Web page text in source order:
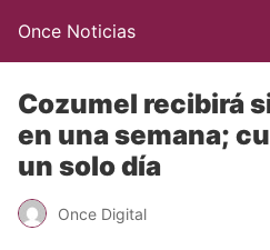
Once Noticias
Cozumel recibirá
en una semana;
un solo día
Once Digital